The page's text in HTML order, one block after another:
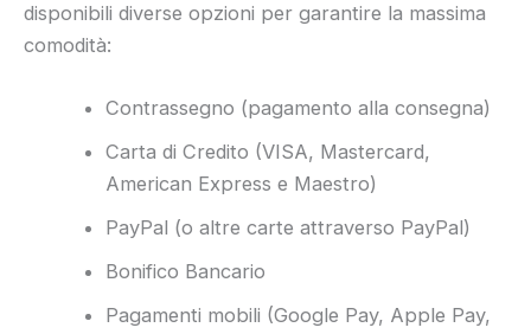
disponibili diverse opzioni per garantire la massima
comodità:
Contrassegno (pagamento alla consegna)
Carta di Credito (VISA, Mastercard,
American Express e Maestro)
PayPal (o altre carte attraverso PayPal)
Bonifico Bancario
Pagamenti mobili (Google Pay, Apple Pay,